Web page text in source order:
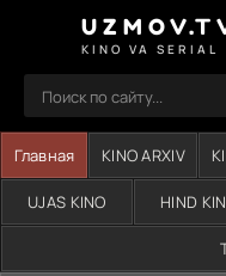
KINO VA SERIAL
Главная KINO ARXIV
UJAS KINO HIND